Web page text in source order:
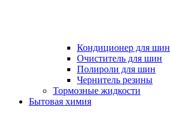
Кондиционер для шин
Очиститель для шин
Полироли для шин
Чернитель резины
Тормозные жидкости
Бытовая химия